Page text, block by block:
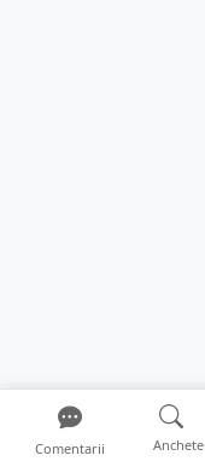
Comentarii Anchete